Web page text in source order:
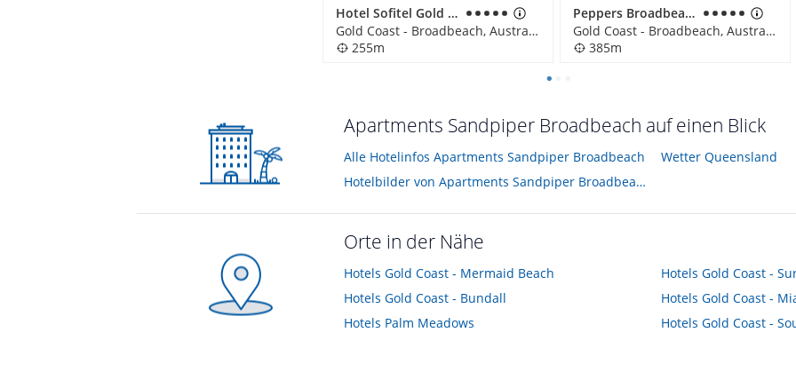
Hotel Sofitel Gold Coast
Gold Coast - Broadbeach, Australien
255m
Peppers Broadbeach
Gold Coast - Broadbeach, Australien
385m
Apartments Sandpiper Broadbeach auf einen Blick
Alle Hotelinfos Apartments Sandpiper Broadbeach
Hotelbilder von Apartments Sandpiper Broadbeach
Wetter Queensland
Orte in der Nähe
Hotels Gold Coast - Mermaid Beach
Hotels Gold Coast - Bundall
Hotels Palm Meadows
Hotels Gold Coast -
Hotels Gold Coast -
Hotels Gold Coast -